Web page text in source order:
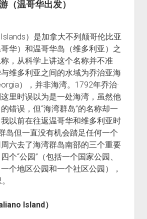
世界之最
（温哥华出发）
）是加拿大不列颠哥伦比亚
华）和温哥华岛（维多利亚）之
，从科学上讲这个名称并不准
维多利亚之间的水域为乔治亚海
），并非海湾。1792年乔治·
里时误以为是一处海湾，虽然他
错误，但“海湾群岛”的名称却一
以前在往返温哥华和维多利亚时
岛但一直没有机会踏足任何一个
六去了海湾群岛南部的三个重要
个“公园”（包括一个国家公园、
个地区公园和一个社区公园），
Island）